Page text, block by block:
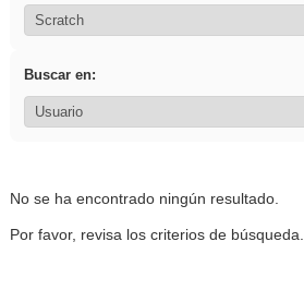
Buscar en:
No se ha encontrado ningún resultado.
Por favor, revisa los criterios de búsqueda.